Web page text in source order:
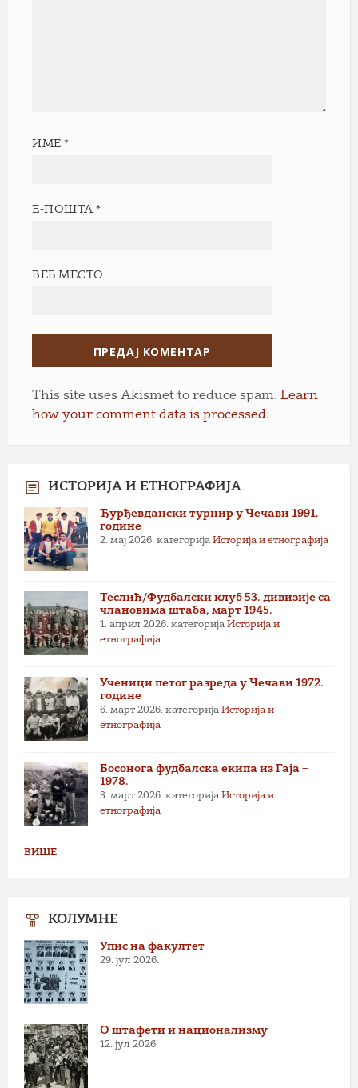
ИМЕ*
Е-ПОШТА*
ВЕБ МЕСТО
This site uses Akismet to reduce spam. Learn
how your comment data is processed.
ИСТОРИЈА И ЕТНОГРАФИЈА
Ђурђевдански турнир у Чечави 1991.
године
2. мај 2026. категорија Историја и етнографија
Теслић/Фудбалски клуб 53. дивизије са
члановима штаба, март 1945.
1. април 2026. категорија Историја и
етнографија
Ученици петог разреда у Чечави 1972.
године
6. март 2026. категорија Историја и
етнографија
Босонога фудбалска екипа из Гаја –
1978.
3. март 2026. категорија Историја и
етнографија
ВИШЕ
КОЛУМНЕ
Упис на факултет
29. јул 2026.
О штафети и национализму
12. јул 2026.